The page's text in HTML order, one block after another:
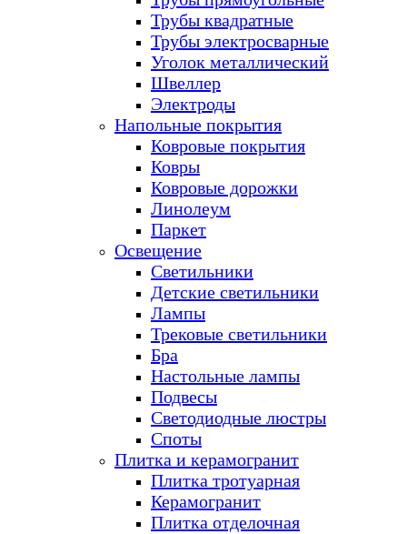
Трубы квадратные
Трубы электросварные
Уголок металлический
Швеллер
Электроды
Напольные покрытия
Ковровые покрытия
Ковры
Ковровые дорожки
Линолеум
Паркет
Освещение
Светильники
Детские светильники
Лампы
Трековые светильники
Бра
Настольные лампы
Подвесы
Светодиодные люстры
Споты
Плитка и керамогранит
Плитка тротуарная
Керамогранит
Плитка отделочная